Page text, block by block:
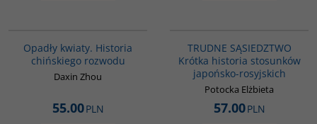
Opadły kwiaty. Historia
chińskiego rozwodu
Daxin Zhou
55.00PLN
TRUDNE SĄSIEDZTWO
Krótka historia stosunków
japońsko-rosyjskich
Potocka Elżbieta
57.00PLN